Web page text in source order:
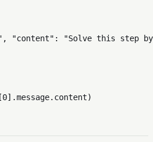
, "content" :
"Solve this step
0